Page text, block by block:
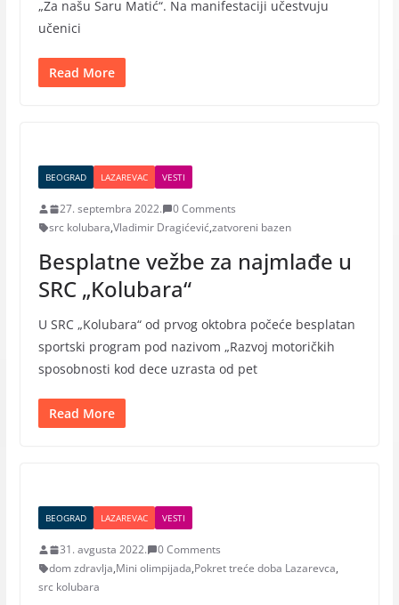
„Za našu Saru Matić“. Na manifestaciji učestvuju
učenici
Read More
BEOGRAD LAZAREVAC VESTI
27. septembra 2022.
0 Comments
src kolubara,Vladimir Dragićević,zatvoreni bazen
Besplatne vežbe za najmlađe u
SRC „Kolubara“
U SRC „Kolubara“ od prvog oktobra počeće besplatan
sportski program pod nazivom „Razvoj motoričkih
sposobnosti kod dece uzrasta od pet
Read More
BEOGRAD LAZAREVAC VESTI
31. avgusta 2022.
0 Comments
dom zdravlja,Mini olimpijada,Pokret treće doba Lazarevca,
src kolubara